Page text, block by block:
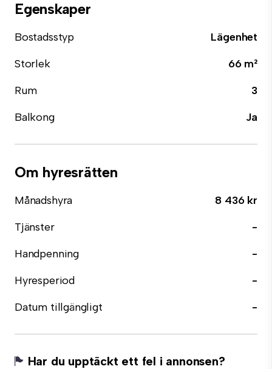
Egenskaper
Bostadsstyp
Lägenhet
Storlek
66 m²
Rum
3
Balkong
Ja
Om hyresrätten
Månadshyra
8 436 kr
Tjänster
-
Handpenning
-
Hyresperiod
-
Datum tillgängligt
-
Har du upptäckt ett fel i annonsen?